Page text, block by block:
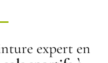
expert en